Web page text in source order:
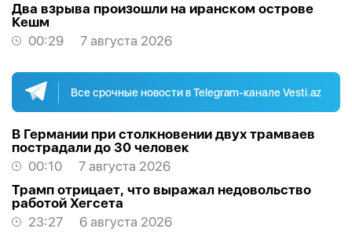
Два взрыва произошли на иранском острове
Кешм
00:29
7 августа 2026
Все срочные новости в Telegram-канале Vesti.az
В Германии при столкновении двух трамваев
пострадали до 30 человек
00:10
7 августа 2026
Трамп отрицает, что выражал недовольство
работой Хегсета
23:27
6 августа 2026